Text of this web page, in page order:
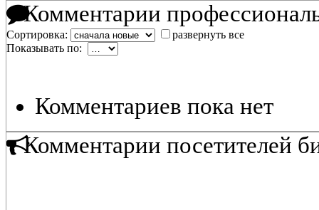
Комментарии
Сортировка:
развернуть все
Показывать по:
Комментариев пока нет
Комментарии посетителей